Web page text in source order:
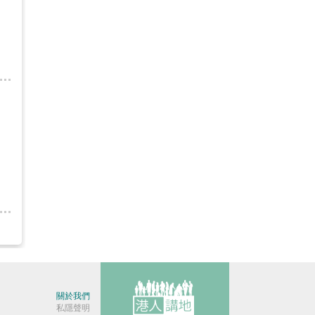
關於我們
私隱聲明